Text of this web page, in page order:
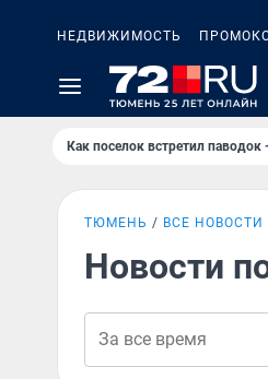
НЕДВИЖИМОСТЬ
Как поселок встретил
ТЮМЕНЬ ВСЕ НОВОСТИ
Новости